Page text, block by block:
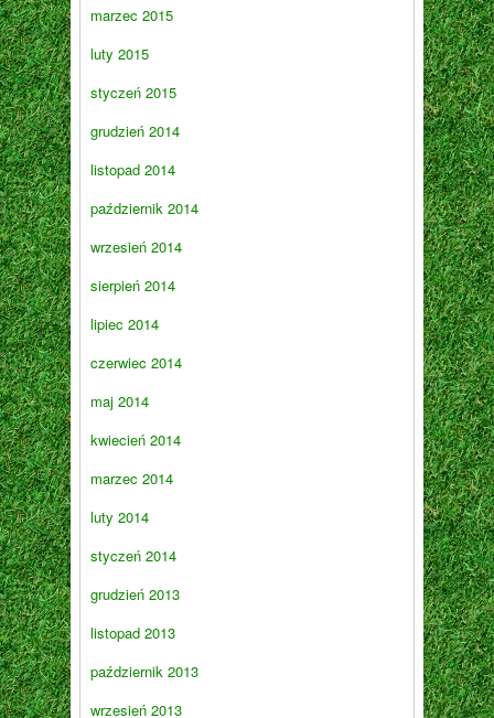
marzec 2015
luty 2015
styczeń 2015
grudzień 2014
listopad 2014
październik 2014
wrzesień 2014
sierpień 2014
lipiec 2014
czerwiec 2014
maj 2014
kwiecień 2014
marzec 2014
luty 2014
styczeń 2014
grudzień 2013
listopad 2013
październik 2013
wrzesień 2013